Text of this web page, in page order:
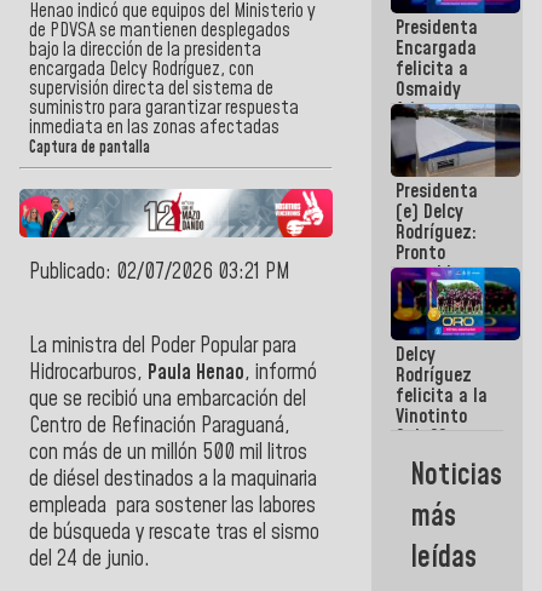
Henao indicó que equipos del Ministerio y
de PDVSA se mantienen desplegados
bajo la dirección de la presidenta
encargada Delcy Rodríguez, con
supervisión directa del sistema de
suministro para garantizar respuesta
inmediata en las zonas afectadas
Captura de pantalla
Publicado: 02/07/2026 03:21 PM
La ministra del Poder Popular para
Hidrocarburos, Paula Henao, informó
que se recibió una embarcación del
Centro de Refinación Paraguaná,
con más de un millón 500 mil litros
de diésel destinados a la maquinaria
empleada para sostener las labores
de búsqueda y rescate tras el sismo
del 24 de junio.
fondos de
emergencia
post-sismos
Presidenta
Encargada
felicita a
Osmaidy
Arias y
Giraly
Marcano por
hacer
historia en
los
Centroamericanos
Presidenta
(e) Delcy
Rodríguez:
Pronto
restableceremos
las
operaciones
en el
Aeropuerto
Internacional
de
Maiquetía
Delcy
Rodríguez
felicita a la
Vinotinto
Sub 20
campeona
frente
México Sub
23 en los
Centroamericanos
Noticias
más
leídas